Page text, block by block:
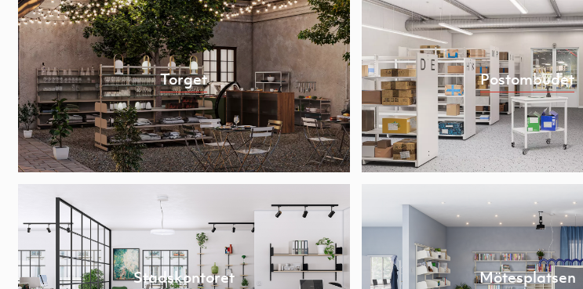
Torget Postombudet
Stadskontoret Mötesplatsen